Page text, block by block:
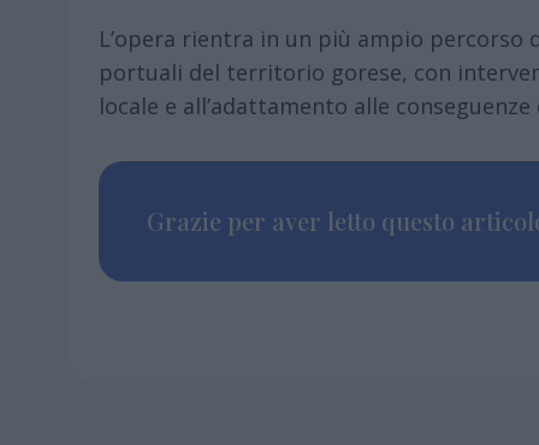
L’opera rientra in un più ampio
portuali del territorio gorese, con
locale e all’adattamento alle
Grazie per aver letto questo